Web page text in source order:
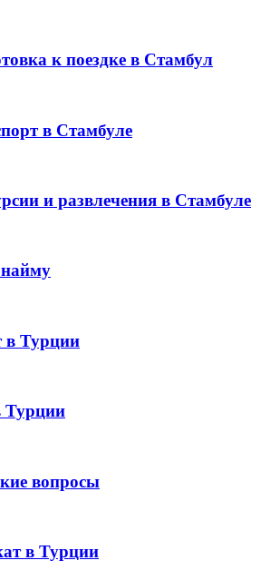
к поездке в Стамбул
в Стамбуле
и развлечения в Стамбуле
в Турции
Турции
вопросы
в Турции